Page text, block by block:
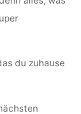
du zuhause